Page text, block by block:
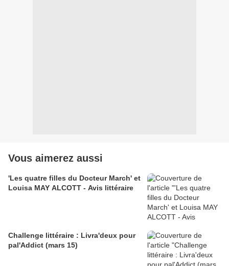
Vous aimerez aussi
'Les quatre filles du Docteur March' et
Louisa MAY ALCOTT - Avis littéraire
Challenge littéraire : Livra'deux pour
pal'Addict (mars 15)